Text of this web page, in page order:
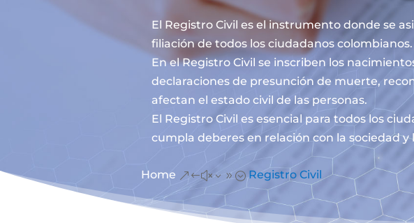
El Registro Civil es el instrumento donde se
filiación de todos los ciudadanos colombianos.
En el Registro Civil se inscriben los
declaraciones de presunción de muerte,
afectan el estado civil de las personas.
El Registro Civil es esencial para todos los
cumpla deberes en relación con la sociedad y
Home &#x39; Registro Civil